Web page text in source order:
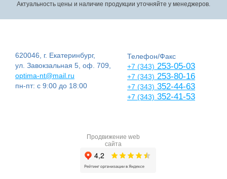
Актуальность цены и наличие продукции уточняйте у менеджеров.
620046, г. Екатеринбург,
ул. Завокзальная 5, оф. 709,
optima-nt@mail.ru
пн-пт: с 9:00 до 18:00
Телефон/Факс
+7 (343) 253-05-03
+7 (343) 253-80-16
+7 (343) 352-44-63
+7 (343) 352-41-53
Продвижение web
сайта